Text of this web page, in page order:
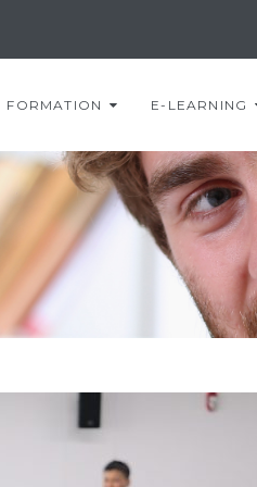
FORMATION E-LEARNING